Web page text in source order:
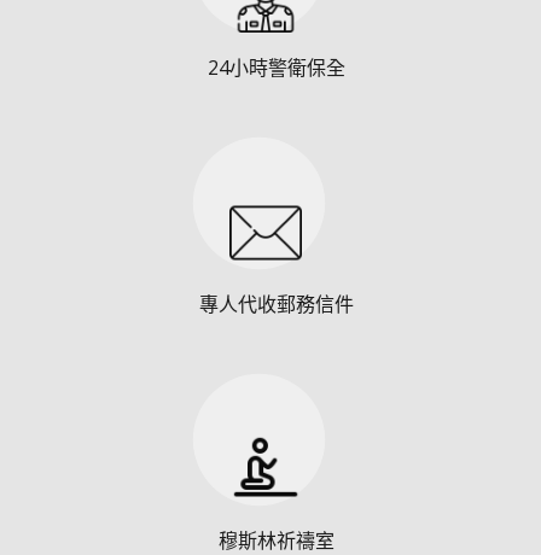
24小時警衛保全
專人代收郵務信件
穆斯林祈禱室